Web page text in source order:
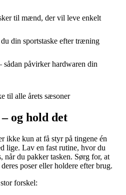
til mænd, der vil leve enkelt
din sportstaske efter træning
påvirker hardwaren din
til alle årets sæsoner
og hold det
ikke kun at få styr på tingene én
lige. Lav en fast rutine, hvor du
når du pakker tasken. Sørg for, at
poser eller holdere efter brug.
forskel: